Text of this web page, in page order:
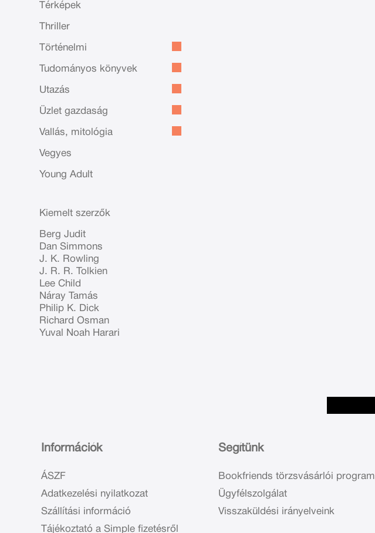
Térképek
Thriller
Történelmi
Tudományos könyvek
Utazás
Üzlet gazdaság
Vallás, mitológia
Vegyes
Young Adult
Kiemelt szerzők
Berg Judit
Dan Simmons
J. K. Rowling
J. R. R. Tolkien
Lee Child
Náray Tamás
Philip K. Dick
Richard Osman
Yuval Noah Harari
Információk
ÁSZF
Adatkezelési nyilatkozat
Szállítási információ
Tájékoztató a Simple fizetésről
Segítünk
Bookfriends törzsvásárlói program
Ügyfélszolgálat
Visszaküldési irányelveink